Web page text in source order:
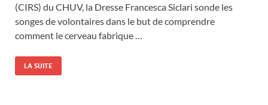
(CIRS) du CHUV, la Dresse Francesca Siclari sonde les
songes de volontaires dans le but de comprendre
comment le cerveau fabrique …
LA SUITE